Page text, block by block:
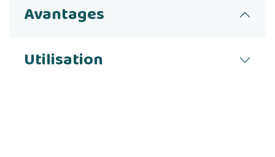
Avantages
Utilisation